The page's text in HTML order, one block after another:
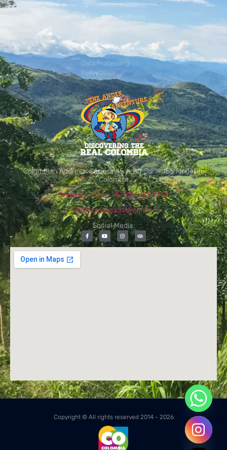
Cancellation Policy
Terms and Conditions
Privacy Policy
Data Processing
Policy
Colombian Address: Carrera 45 # 80 Sur – 155 Medellín,
Colombia
Phone Number: +57 301 413 8967
info@theandesadventure.com
Social Media:
Copyright © All rights reserved 2014 - 2026
Hide chaty